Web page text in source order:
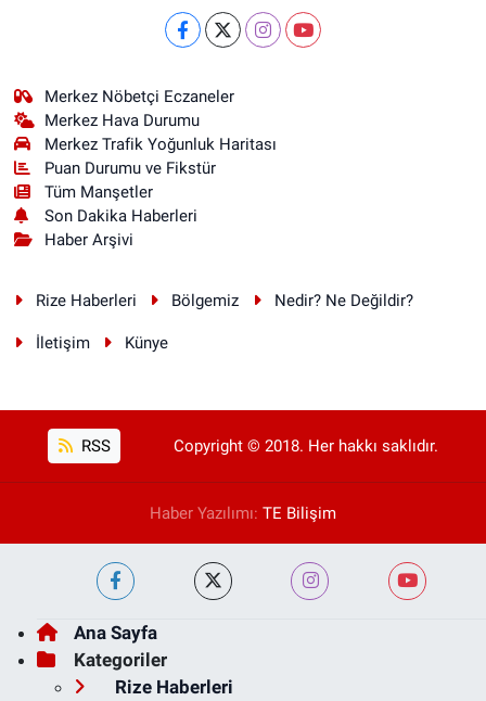
Merkez Nöbetçi Eczaneler
Merkez Hava Durumu
Merkez Trafik Yoğunluk Haritası
Puan Durumu ve Fikstür
Tüm Manşetler
Son Dakika Haberleri
Haber Arşivi
Rize Haberleri Bölgemiz Nedir? Ne Değildir?
İletişim Künye
RSS Copyright © 2018. Her hakkı saklıdır.
Haber Yazılımı: TE Bilişim
Ana Sayfa
Kategoriler
Rize Haberleri